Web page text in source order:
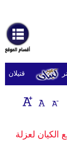
أخبارعاجلة
رياضة
ثقافة
إقتصاد
وموسيقى
قتيلان ومصابون جراء 14 غارة
الكيان لعزلة